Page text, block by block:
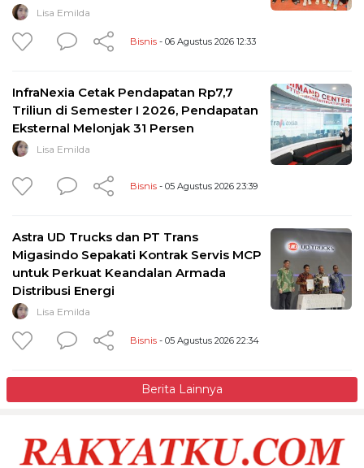
Lisa Emilda
Bisnis - 06 Agustus 2026 12:33
InfraNexia Cetak Pendapatan Rp7,7
Triliun di Semester I 2026, Pendapatan
Eksternal Melonjak 31 Persen
Lisa Emilda
Bisnis - 05 Agustus 2026 23:39
Astra UD Trucks dan PT Trans
Migasindo Sepakati Kontrak Servis MCP
untuk Perkuat Keandalan Armada
Distribusi Energi
Lisa Emilda
Bisnis - 05 Agustus 2026 22:34
Berita Lainnya